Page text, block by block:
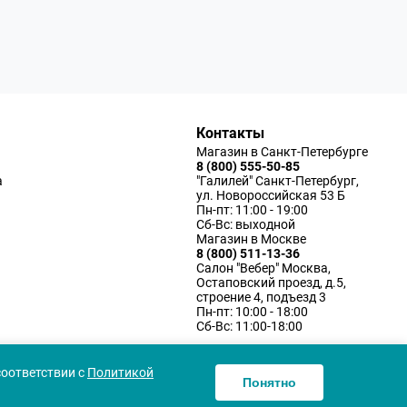
Контакты
Магазин в Санкт-Петербурге
8 (800) 555-50-85
"Галилей" Санкт-Петербург,
ул. Новороссийская 53 Б
Пн-пт: 11:00 - 19:00
Сб-Вс: выходной
Магазин в Москве
8 (800) 511-13-36
Салон "Вебер" Москва,
Остаповский проезд, д.5,
строение 4, подъезд 3
Пн-пт: 10:00 - 18:00
Сб-Вс: 11:00-18:00
персональных данных Согласие использования
с Политикой
Понятно